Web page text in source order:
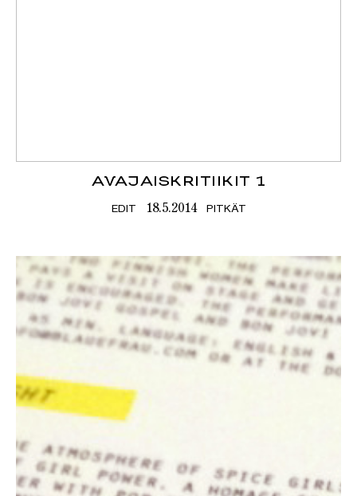
AVAJAISKRITIIKIT 1
EDIT 18.5.2014 PITKÄT